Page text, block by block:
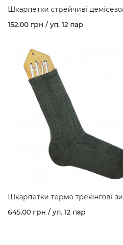
Шкарпетки стрейчиві
152.00 грн / уп. 12 пар
Шкарпетки термо трекінгові
645.00 грн / уп. 12 пар